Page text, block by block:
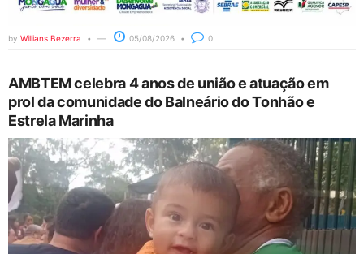
by Willians Bezerra 05/08/2026 0
AMBTEM celebra 4 anos de união e atuação em
prol da comunidade do Balneário do Tonhão e
Estrela Marinha